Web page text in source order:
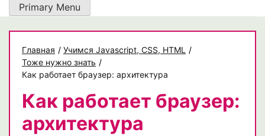
Primary Menu
Главная / Учимся Javascript, CSS, HTML
/
Тоже нужно знать /
Как работает браузер: архитектура
Как работает браузер:
архитектура